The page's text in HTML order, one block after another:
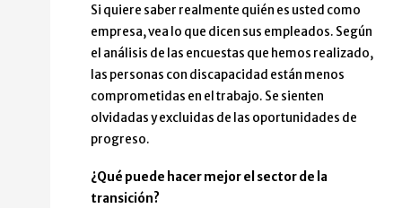
Si quiere saber realmente quién es usted como
empresa, vea lo que dicen sus empleados. Según
el análisis de las encuestas que hemos realizado,
las personas con discapacidad están menos
comprometidas en el trabajo. Se sienten
olvidadas y excluidas de las oportunidades de
progreso.
¿Qué puede hacer mejor el sector de la
transición?